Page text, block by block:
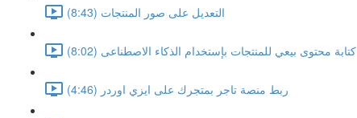
التعديل على صور المنتجات (8:43)
كتابة محتوى بيعي للمنتجات بإستخدام الذكاء الاصطناعى (8:02)
ربط منصة تاجر بمتجرك على ايزي اوردر (4:46)